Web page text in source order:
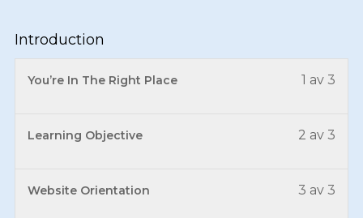
Introduction
1 av 3
You’re In The Right Place
2 av 3
Learning Objective
3 av 3
Website Orientation